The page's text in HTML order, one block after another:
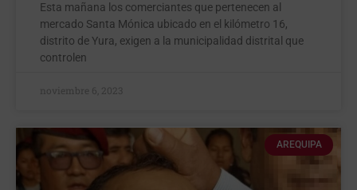
Esta mañana los comerciantes que pertenecen al
mercado Santa Mónica ubicado en el kilómetro 16,
distrito de Yura, exigen a la municipalidad distrital que
controlen
noviembre 6, 2023
AREQUIPA